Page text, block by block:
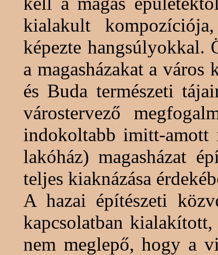
kialakult
képezte hangsúlyokkal.
a magasházakata város
és Buda természeti
várostervező
indokoltabb imitt-amott
lakóház)magasházat
teljes kiaknázása
A hazai építészeti
kapcsolatban
nem meglepő, hogy a